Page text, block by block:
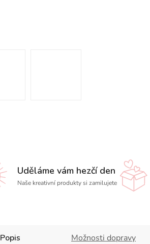
Uděláme vám hezčí den
Naše kreativní produkty si zamilujete
Popis Možnosti dopravy